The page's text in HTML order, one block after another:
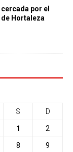
por el
Hortaleza
S D
1 2
8 9